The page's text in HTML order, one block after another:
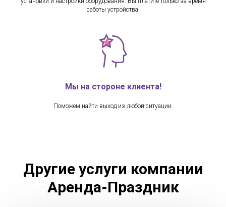
работы устройства!
Мы на стороне клиента!
Поможем найти выход из любой ситуации.
Другие услуги компании
Аренда-Праздник